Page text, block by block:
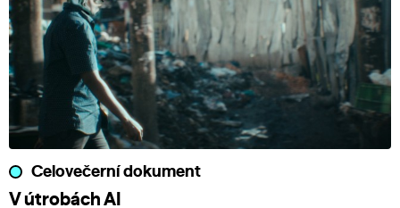
Celovečerní dokument
V útrobách AI